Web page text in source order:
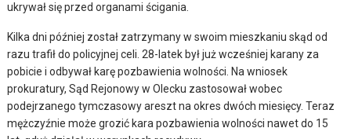
ukrywał się przed organami ścigania.
Kilka dni później został zatrzymany w swoim mieszkaniu skąd od
razu trafił do policyjnej celi. 28-latek był już wcześniej karany za
pobicie i odbywał karę pozbawienia wolności. Na wniosek
prokuratury, Sąd Rejonowy w Olecku zastosował wobec
podejrzanego tymczasowy areszt na okres dwóch miesięcy. Teraz
mężczyźnie może grozić kara pozbawienia wolności nawet do 15